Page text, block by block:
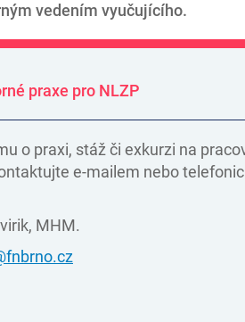
vedením vyučujícího.
praxe pro NLZP
o praxi, stáž či exkurzi na
e-mailem nebo
MHM.